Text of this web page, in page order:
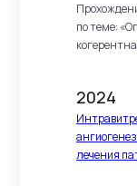
по теме:
2024
лечения